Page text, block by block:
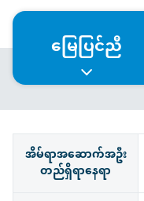
မြေပြင်ညီ
အိမ်ရာအဆောက်အဦး
တည်ရှိရာနေရာ